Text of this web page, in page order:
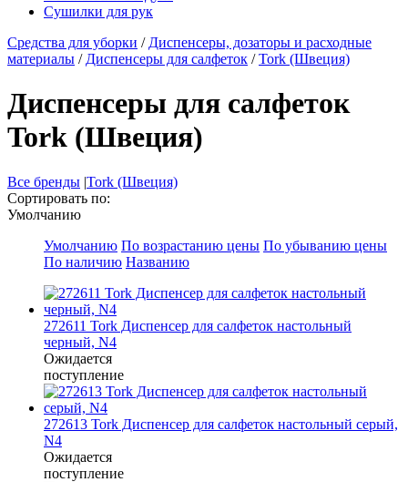
Сушилки для рук
Средства для уборки / Диспенсеры, дозаторы и расходные
материалы / Диспенсеры для салфеток /Tork (Швеция)
Диспенсеры для салфеток
Tork (Швеция)
Все бренды |Tork (Швеция)
Сортировать по:
Умолчанию
Умолчанию По возрастанию цены По убыванию цены
По наличию Названию
272611 Tork Диспенсер для салфеток настольный
черный, N4
Ожидается
поступление
272613 Tork Диспенсер для салфеток настольный серый,
N4
Ожидается
поступление